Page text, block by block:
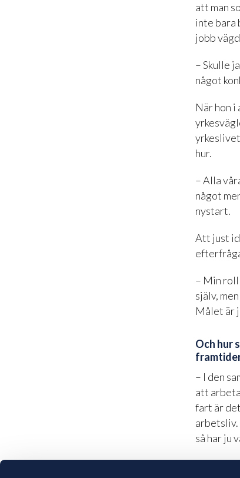
att man
inte bara
jobb
– Skulle
något
När hon
hur.
– Alla
något
nystart.
Att just
– Min roll
själv,
Målet är
Och hur
– I den
att
fart är
arbetsliv.
så har ju